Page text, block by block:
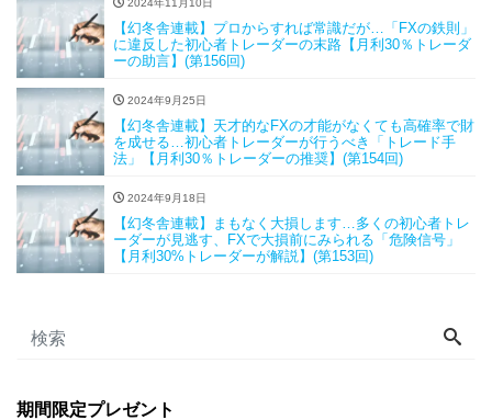
【幻冬舎連載】プロからすれば常識だが…「FXの鉄則」
に違反した初心者トレーダーの末路【月利30％トレーダ
ーの助言】(第156回)
2024年9月25日
【幻冬舎連載】天才的なFXの才能がなくても高確率で財
を成せる…初心者トレーダーが行うべき「トレード手
法」【月利30％トレーダーの推奨】(第154回)
2024年9月18日
【幻冬舎連載】まもなく大損します…多くの初心者トレ
ーダーが見逃す、FXで大損前にみられる「危険信号」
【月利30%トレーダーが解説】(第153回)
期間限定プレゼント